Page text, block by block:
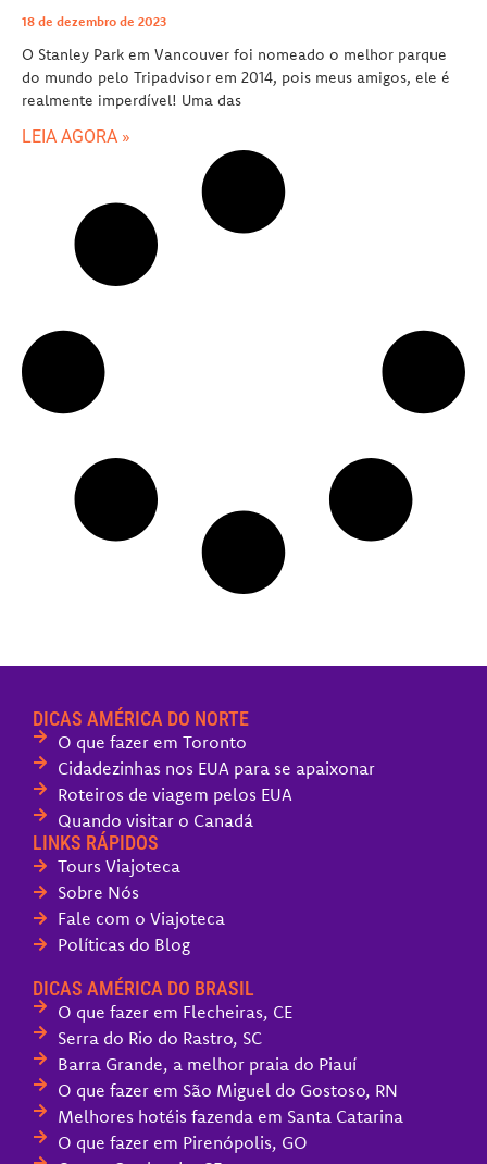
18 de dezembro de 2023
O Stanley Park em Vancouver foi nomeado o melhor parque
do mundo pelo Tripadvisor em 2014, pois meus amigos, ele é
realmente imperdível! Uma das
LEIA AGORA »
DICAS AMÉRICA DO NORTE
O que fazer em Toronto
Cidadezinhas nos EUA para se apaixonar
Roteiros de viagem pelos EUA
Quando visitar o Canadá
LINKS RÁPIDOS
Tours Viajoteca
Sobre Nós
Fale com o Viajoteca
Políticas do Blog
DICAS AMÉRICA DO BRASIL
O que fazer em Flecheiras, CE
Serra do Rio do Rastro, SC
Barra Grande, a melhor praia do Piauí
O que fazer em São Miguel do Gostoso, RN
Melhores hotéis fazenda em Santa Catarina
O que fazer em Pirenópolis, GO